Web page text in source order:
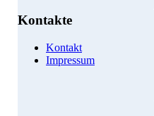
Kontakte
Kontakt
Impressum